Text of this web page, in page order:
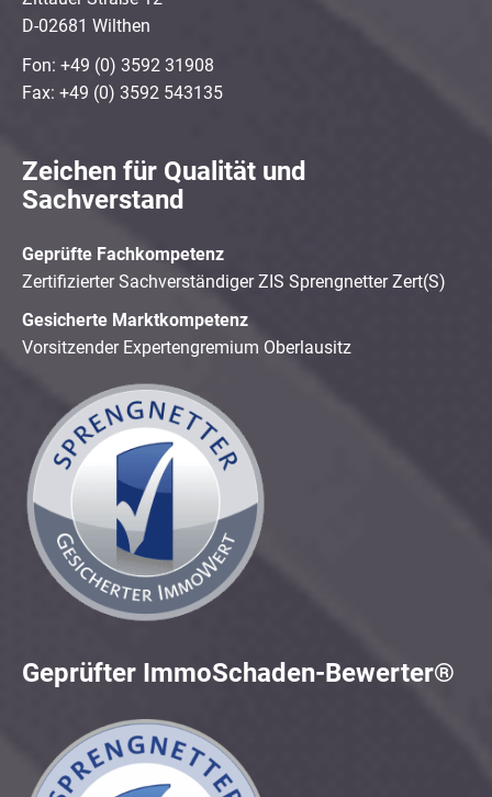
D-02681 Wilthen
Fon: +49 (0) 3592 31908
Fax: +49 (0) 3592 543135
Zeichen für Qualität und
Sachverstand
Geprüfte Fachkompetenz
Zertifizierter Sachverständiger ZIS Sprengnetter Zert(S)
Gesicherte Marktkompetenz
Vorsitzender Expertengremium Oberlausitz
Geprüfter ImmoSchaden-Bewerter®